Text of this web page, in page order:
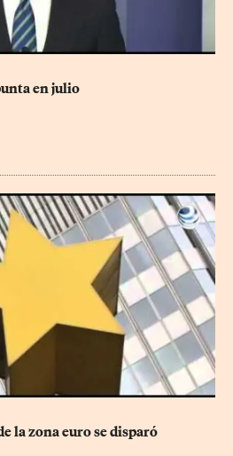
en julio
la zona euro se disparó